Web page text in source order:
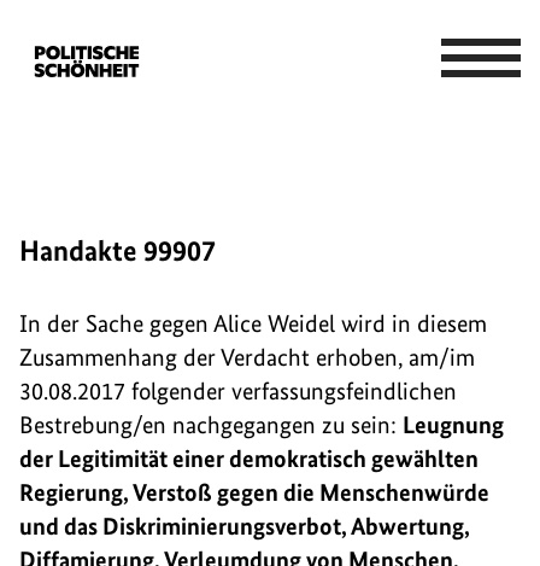
Handakte 99907
In der Sache gegen Alice Weidel wird in diesem
Zusammenhang der Verdacht erhoben, am/im
30.08.2017 folgender verfassungsfeindlichen
Bestrebung/en nachgegangen zu sein: Leugnung
der Legitimität einer demokratisch gewählten
Regierung, Verstoß gegen die Menschenwürde
und das Diskriminierungsverbot, Abwertung,
Diffamierung, Verleumdung von Menschen,